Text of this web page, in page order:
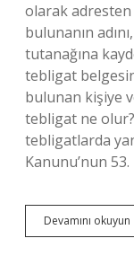
olarak
bulunanın
tutanağına
tebligat
bulunan kişiye
tebligat ne
tebligatlarda
Kanunu’nun
Devamını okuyun